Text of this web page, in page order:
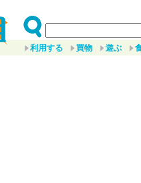
利用する 買物 遊ぶ